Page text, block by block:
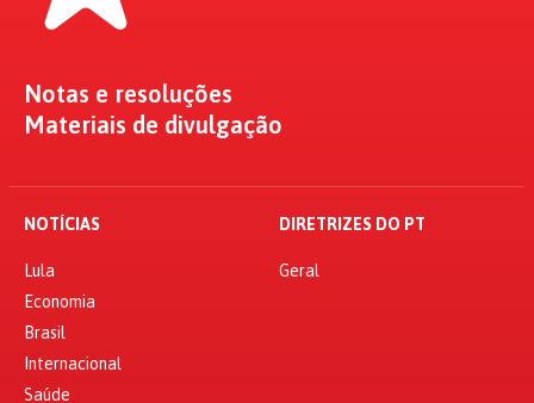
Notas e resoluções
Materiais de divulgação
NOTÍCIAS
Lula
Economia
Brasil
Internacional
Saúde
DIRETRIZES DO PT
Geral